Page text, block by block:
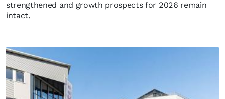
strengthened and growth prospects for 2026 remain
intact.